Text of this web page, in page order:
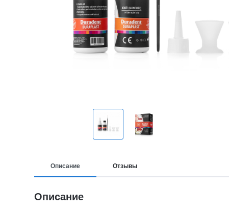
Описание Отзывы
Описание